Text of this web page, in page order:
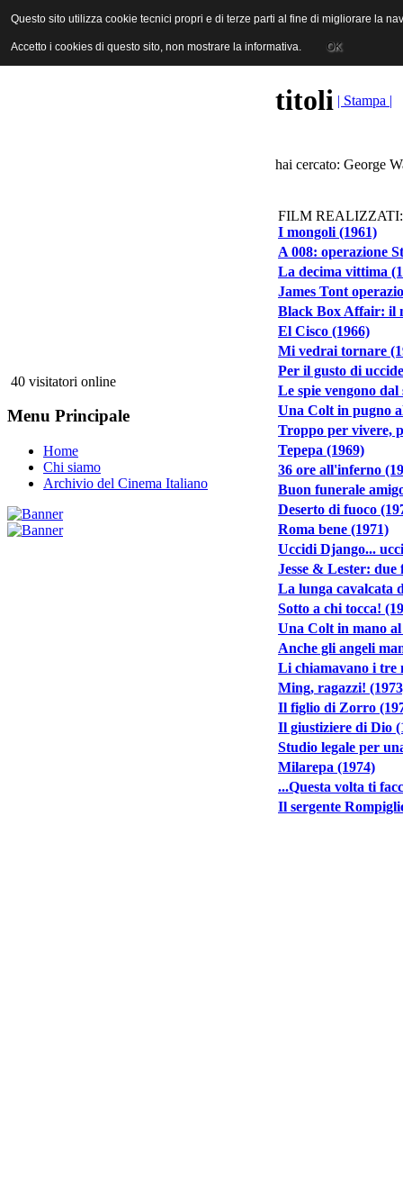
ANICA | Associazione Nazionale Industrie Cinematografiche
40 visitatori online
Menu Principale
Home
Chi siamo
Archivio del Cinema Italiano
titoli | Stampa |
hai cercato: George
FILM REALIZZATI:
I mongoli (1961)
A 008: operazione
La decima vittima
James Tont
Black Box Affair: il
El Cisco (1966)
Mi vedrai tornare
Per il gusto di
Le spie vengono
Una Colt in pugno
Troppo per vivere,
Tepepa (1969)
36 ore all'inferno
Buon funerale
Deserto di fuoco
Roma bene (1971)
Uccidi Django...
Jesse & Lester:
La lunga cavalcata
Sotto a chi tocca!
Una Colt in mano
Anche gli angeli
Li chiamavano i tre
Ming, ragazzi!
Il figlio di Zorro
Il giustiziere di Dio
Studio legale per
Milarepa (1974)
...Questa volta ti
Il sergente
Questo sito utilizza cookie tecnici propri e di terze parti al fine di migliorare la
Accetto i cookies di questo sito, non mostrare la informativa. OK
Questo sito utilizza cookie tecnici propri e di terze parti al fine di migliorare la
Accetto i cookies di questo sito, non mostrare la informativa. OK